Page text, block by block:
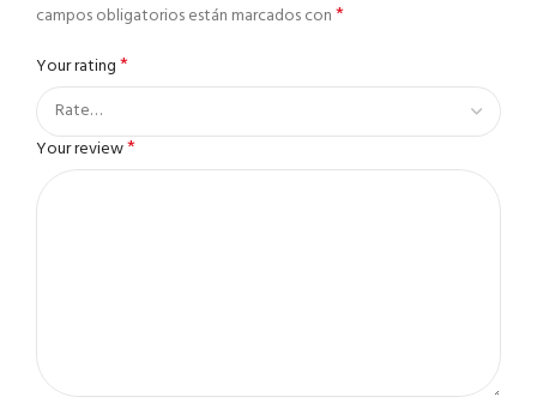
campos obligatorios están marcados con*
Your rating*
Your review*